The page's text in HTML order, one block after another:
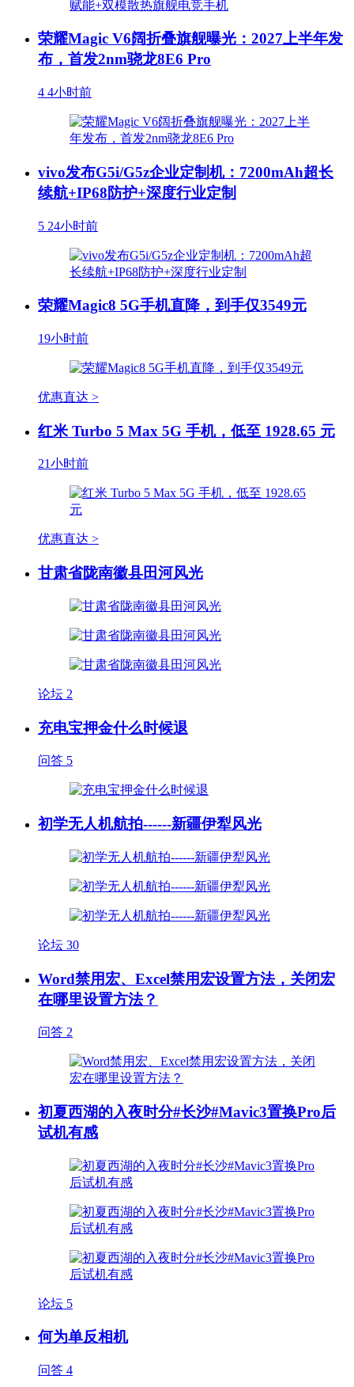
荣耀Magic V6阔折叠旗舰曝光：2027上半年发
布，首发2nm骁龙8E6 Pro
4 4小时前
vivo发布G5i/G5z企业定制机：7200mAh超长
续航+IP68防护+深度行业定制
5 24小时前
荣耀Magic8 5G手机直降，到手仅3549元
19小时前
优惠直达 >
红米 Turbo 5 Max 5G 手机，低至 1928.65 元
21小时前
优惠直达 >
甘肃省陇南徽县田河风光
论坛 2
充电宝押金什么时候退
问答 5
初学无人机航拍------新疆伊犁风光
论坛 30
Word禁用宏、Excel禁用宏设置方法，关闭宏
在哪里设置方法？
问答 2
初夏西湖的入夜时分#长沙#Mavic3置换Pro后
试机有感
论坛 5
何为单反相机
问答 4